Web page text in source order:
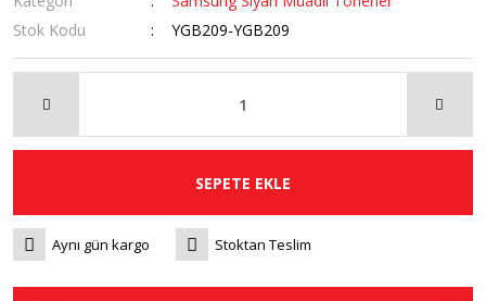
Stok Kodu
YGB209-YGB209
SEPETE EKLE
Aynı gün kargo Stoktan Teslim